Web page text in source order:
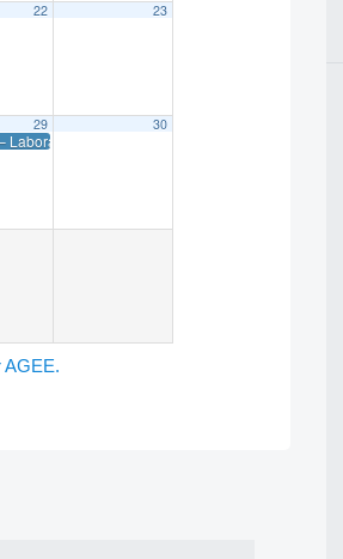
22 23
29
Laboratoire LISTIC – Chambery – GNN
30
AGEE.